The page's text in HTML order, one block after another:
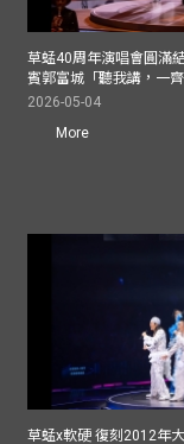
草蜢40周年演唱會圓滿
賓郭富城「聽我講，一
2026-05-04
More
草蜢x軟硬 復刻2012年